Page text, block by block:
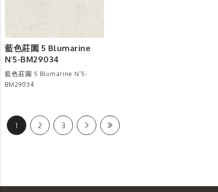
藍色莊園 5 Blumarine
N'5-BM29034
藍色莊園 5 Blumarine N'5-
BM29034
1 2 3